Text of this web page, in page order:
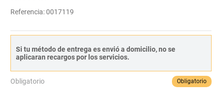
Referencia:0017119
Si tu método de entrega es envió a domicilio, no se
aplicaran recargos por los servicios.
Obligatorio Obligatorio